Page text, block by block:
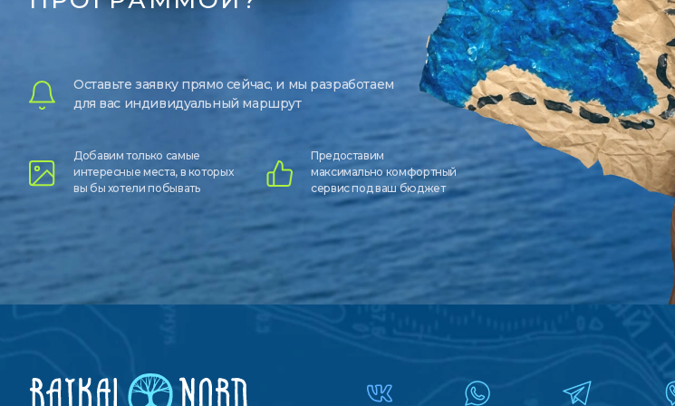
Оставьте заявку прямо сейчас, и мы разработаем
для вас индивидуальный маршрут
Добавим только самые
интересные места, в которых
вы бы хотели побывать
Предоставим
максимально комфортный
сервис под ваш бюджет